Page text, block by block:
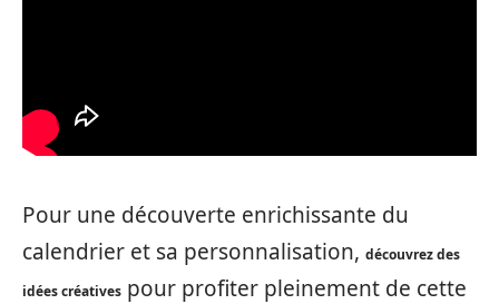
Pour une découverte enrichissante du
calendrier et sa personnalisation, découvrez des
idées créatives pour profiter pleinement de cette